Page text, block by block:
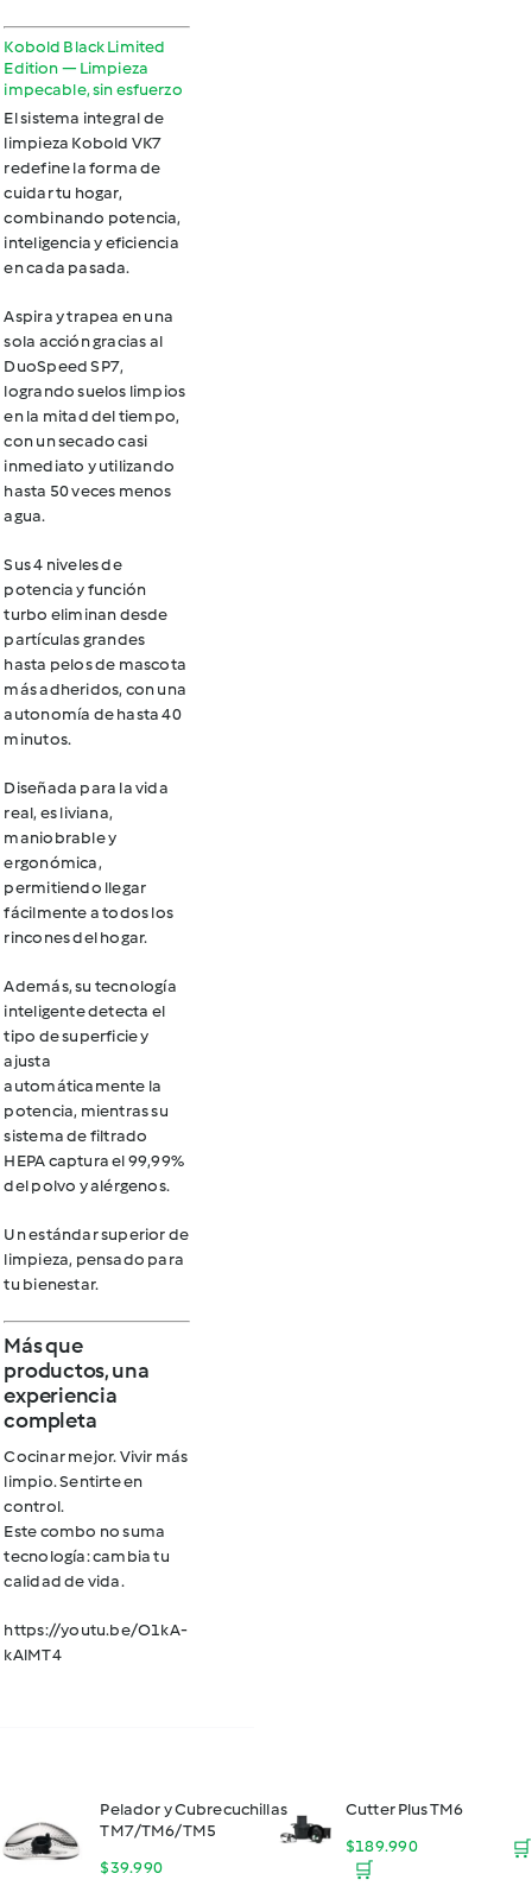
Kobold Black Limited
Edition — Limpieza
impecable, sin esfuerzo
El sistema integral de
limpieza Kobold VK7
redefine la forma de
cuidar tu hogar,
combinando potencia,
inteligencia y eficiencia
en cada pasada.
Aspira y trapea en una
sola accióngracias al
DuoSpeed SP7,
logrando suelos limpios
en la mitad del tiempo,
con un secado casi
inmediato y utilizando
hasta 50 veces menos
agua.
Sus 4 niveles de
potencia y función
turbo eliminan desde
partículas grandes
hasta pelos de mascota
más adheridos, con una
autonomía de hasta 40
minutos.
Diseñada para la vida
real, es liviana,
maniobrable y
ergonómica,
permitiendo llegar
fácilmente a todos los
rincones del hogar.
Además, su tecnología
inteligente detecta el
tipo de superficie y
ajusta
automáticamente la
potencia, mientras su
sistema de filtrado
HEPA captura el 99,99%
del polvo y alérgenos.
Un estándar superior de
limpieza, pensado para
tu bienestar.
Más que
productos, una
experiencia
completa
Cocinar mejor. Vivir más
limpio. Sentirte en
control.
Este combo no suma
tecnología:cambia tu
calidad de vida.
https://youtu.be/O1kA-
kAlMT4
Pelador y Cubrecuchillas
TM7/TM6/TM5
$39.990 🛒
Cutter Plus TM6
$189.990 🛒